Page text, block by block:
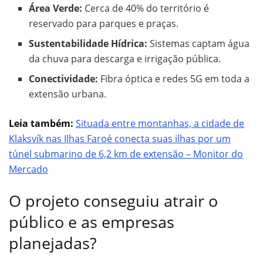
Área Verde: Cerca de 40% do território é
reservado para parques e praças.
Sustentabilidade Hídrica: Sistemas captam água
da chuva para descarga e irrigação pública.
Conectividade: Fibra óptica e redes 5G em toda a
extensão urbana.
Leia também: Situada entre montanhas, a cidade de
Klaksvík nas Ilhas Faroé conecta suas ilhas por um
túnel submarino de 6,2 km de extensão – Monitor do
Mercado
O projeto conseguiu atrair o
público e as empresas
planejadas?